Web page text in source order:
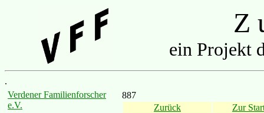
Z
ein Projekt
.
Verdener Familienforscher
e.V.
887
Zurück
Zur